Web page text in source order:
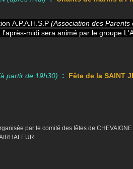
A.P.A.H.S.P (Association des
, l'après-midi sera animé par le groupe
partir de 19h30) :
Fête de la SAINT
par le comité des fêtes de CHEVAIGNE